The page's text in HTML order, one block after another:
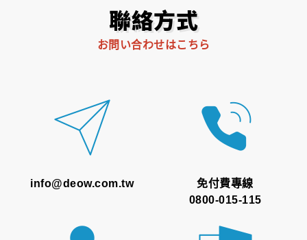
聯絡方式
お問い合わせはこちら
info@deow.com.tw
免付費專線
0800-015-115